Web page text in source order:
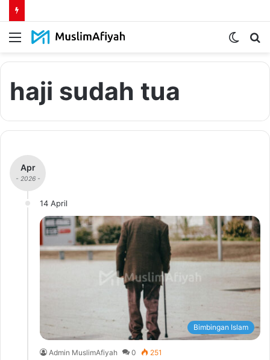
Menu
Switch
haji sudah tua
Apr
- 2026 -
14 April
Bimbingan Islam
Admin MuslimAfiyah 0 251